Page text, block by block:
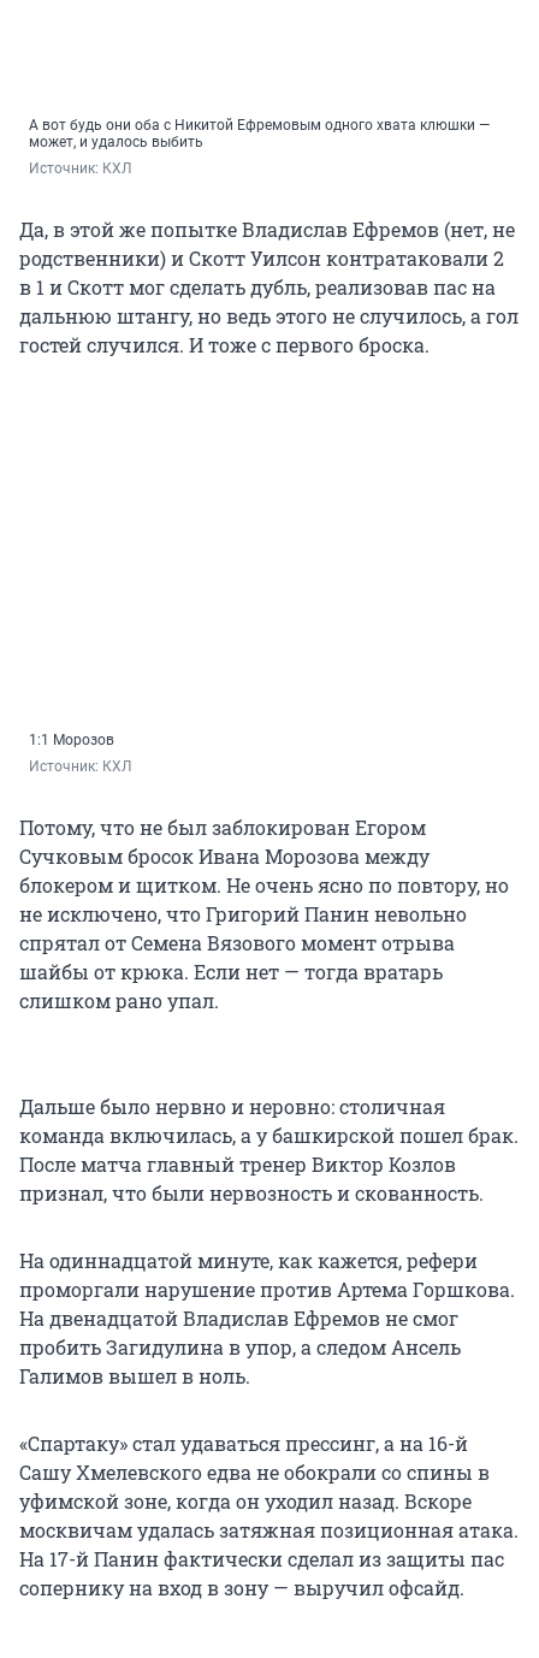
А вот будь они оба с Никитой Ефремовым одного хвата клюшки —
может, и удалось выбить
Источник: КХЛ
Да, в этой же попытке Владислав Ефремов (нет, не
родственники) и Скотт Уилсон контратаковали 2
в 1 и Скотт мог сделать дубль, реализовав пас на
дальнюю штангу, но ведь этого не случилось, а гол
гостей случился. И тоже с первого броска.
1:1 Морозов
Источник: КХЛ
Потому, что не был заблокирован Егором
Сучковым бросок Ивана Морозова между
блокером и щитком. Не очень ясно по повтору, но
не исключено, что Григорий Панин невольно
спрятал от Семена Вязового момент отрыва
шайбы от крюка. Если нет — тогда вратарь
слишком рано упал.
Дальше было нервно и неровно: столичная
команда включилась, а у башкирской пошел брак.
После матча главный тренер Виктор Козлов
признал, что были нервозность и скованность.
На одиннадцатой минуте, как кажется, рефери
проморгали нарушение против Артема Горшкова.
На двенадцатой Владислав Ефремов не смог
пробить Загидулина в упор, а следом Ансель
Галимов вышел в ноль.
«Спартаку» стал удаваться прессинг, а на 16-й
Сашу Хмелевского едва не обокрали со спины в
уфимской зоне, когда он уходил назад. Вскоре
москвичам удалась затяжная позиционная атака.
На 17-й Панин фактически сделал из защиты пас
сопернику на вход в зону — выручил офсайд.